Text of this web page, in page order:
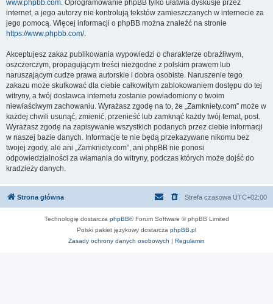
www.phpbb.com. Oprogramowanie phpBB tylko ułatwia dyskusje przez
internet, a jego autorzy nie kontrolują tekstów zamieszczanych w internecie za
jego pomocą. Więcej informacji o phpBB można znaleźć na stronie
https://www.phpbb.com/.
Akceptujesz zakaz publikowania wypowiedzi o charakterze obraźliwym,
oszczerczym, propagującym treści niezgodne z polskim prawem lub
naruszającym cudze prawa autorskie i dobra osobiste. Naruszenie tego
zakazu może skutkować dla ciebie całkowitym zablokowaniem dostępu do tej
witryny, a twój dostawca internetu zostanie powiadomiony o twoim
niewłaściwym zachowaniu. Wyrażasz zgodę na to, że „Zamkniety.com” może w
każdej chwili usunąć, zmienić, przenieść lub zamknąć każdy twój temat, post.
Wyrażasz zgodę na zapisywanie wszystkich podanych przez ciebie informacji
w naszej bazie danych. Informacje te nie będą przekazywane nikomu bez
twojej zgody, ale ani „Zamkniety.com”, ani phpBB nie ponosi
odpowiedzialności za włamania do witryny, podczas których może dojść do
kradzieży danych.
Strona główna Strefa czasowa UTC+02:00
Technologię dostarcza phpBB® Forum Software © phpBB Limited
Polski pakiet językowy dostarcza phpBB.pl
Zasady ochrony danych osobowych | Regulamin